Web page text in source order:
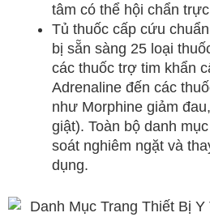
tâm có thể hội chẩn
Tủ thuốc cấp cứu
bị sẵn sàng 25 loại
các thuốc trợ tim khẩn
Adrenaline đến các
như Morphine giảm
giật). Toàn bộ danh
soát nghiêm ngặt và
dụng.